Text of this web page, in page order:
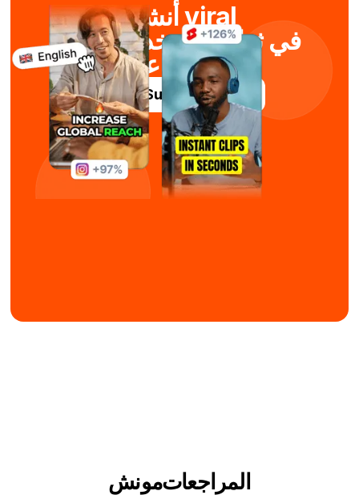
أنشئ viral
في ثوانٍ باستخدام الذكاء
الاصطناعي
جرّب Submagic مجاناً
مونشالمراجعات